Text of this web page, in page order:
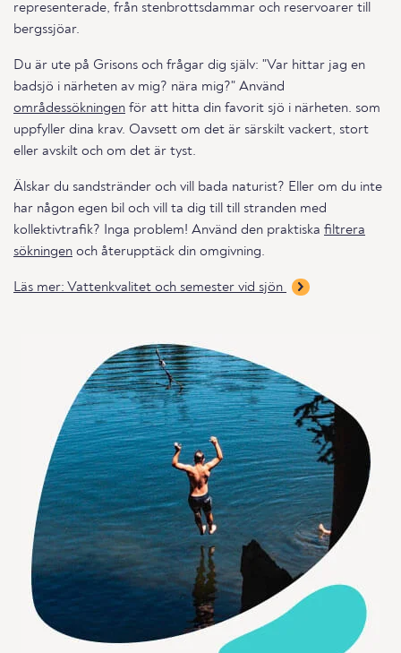
representerade, från stenbrottsdammar och reservoarer till
bergssjöar.
Du är ute på Grisons och frågar dig själv: "Var hittar jag en
badsjö i närheten av mig? nära mig?" Använd
områdessökningen för att hitta din favorit sjö i närheten. som
uppfyller dina krav. Oavsett om det är särskilt vackert, stort
eller avskilt och om det är tyst.
Älskar du sandstränder och vill bada naturist? Eller om du inte
har någon egen bil och vill ta dig till till stranden med
kollektivtrafik? Inga problem! Använd den praktiska filtrera
sökningen och återupptäck din omgivning.
Läs mer: Vattenkvalitet och semester vid sjön